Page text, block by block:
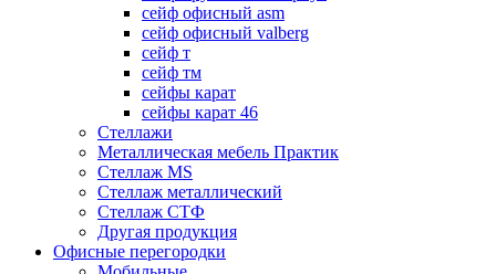
сейф офисный asm
сейф офисный valberg
сейф т
сейф тм
сейфы карат
сейфы карат 46
Стеллажи
Металлическая мебель Практик
Стеллаж MS
Стеллаж металлический
Стеллаж СТФ
Другая продукция
Офисные перегородки